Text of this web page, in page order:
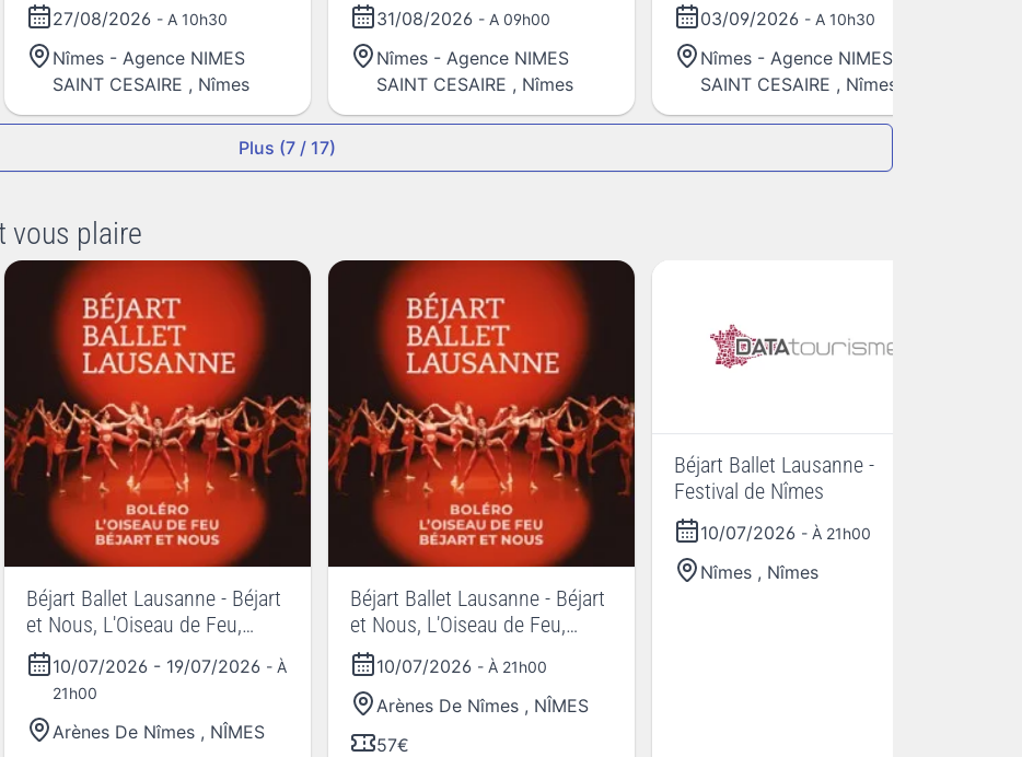
27/08/2026 - A 10h30
Nîmes - Agence NIMES
SAINT CESAIRE , Nîmes
31/08/2026 - A 09h00
Nîmes - Agence NIMES
SAINT CESAIRE , Nîmes
03/09/2026 - A 10h30
Nîmes - Agence NIMES
SAINT CESAIRE , Nîmes
Plus (7 / 17)
vous plaire
Béjart Ballet Lausanne - Béjart
et Nous, L'Oiseau de Feu,
Boléro - Tournée
10/07/2026 - 19/07/2026 - À
21h00
Arènes De Nîmes , NÎMES
Béjart Ballet Lausanne - Béjart
et Nous, L'Oiseau de Feu,
Boléro - Tournée
10/07/2026 - À 21h00
Arènes De Nîmes , NÎMES
57€
Béjart Ballet Lausanne -
Festival de Nîmes
10/07/2026 - À 21h00
Nîmes , Nîmes